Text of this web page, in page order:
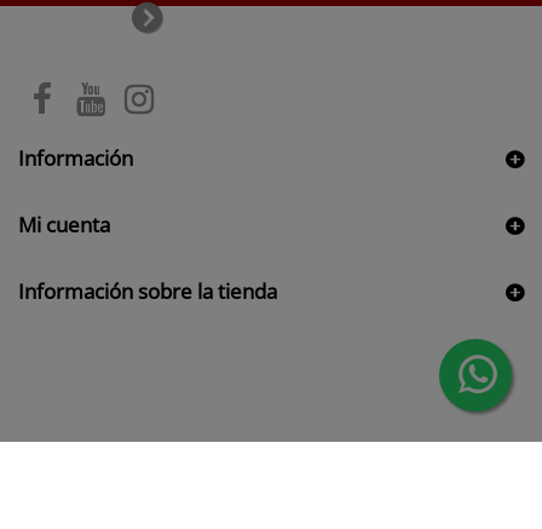
Información
Mi cuenta
Información sobre la tienda